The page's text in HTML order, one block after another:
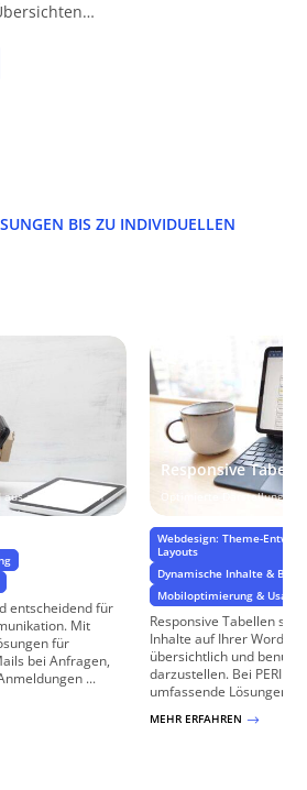
BIS ZU INDIVIDUELLEN
allen Anlässen
entscheidend für
Mit
für
bei Anfragen,
...
Responsive
Optimierte Darstellung
Webdesign: Theme-
Layouts
Dynamische Inhalte &
Mobiloptimierung &
Responsive Tabellen
Inhalte auf Ihrer
übersichtlich und
darzustellen. Bei
umfassende Lösungen
MEHR ERFAHREN $